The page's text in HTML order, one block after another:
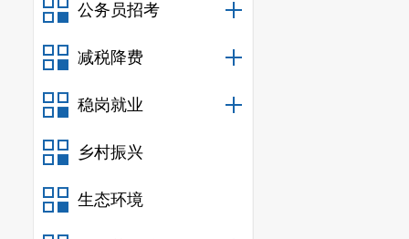
公务员招考
减税降费
稳岗就业
乡村振兴
生态环境